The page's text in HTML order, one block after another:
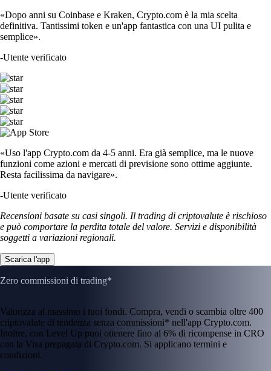
«Dopo anni su Coinbase e Kraken, Crypto.com è la mia scelta
definitiva. Tantissimi token e un'app fantastica con una UI pulita e
semplice».
-Utente verificato
«Uso l'app Crypto.com da 4-5 anni. Era già semplice, ma le nuove
funzioni come azioni e mercati di previsione sono ottime aggiunte.
Resta facilissima da navigare».
-Utente verificato
Recensioni basate su casi singoli. Il trading di criptovalute è rischioso
e può comportare la perdita totale del valore. Servizi e disponibilità
soggetti a variazioni regionali.
Scarica l'app
Zero commissioni di trading*
Valorizza al massimo i tuoi fondi. Compra, vendi o scambia oltre 400
criptovalute di tendenza senza commissioni* nell'app Crypto.com.
Inoltre, con Level Up puoi ottenere fino al 6% di ricompense in CRO
con la Visa prepagata di Crypto.com. Si applicano termini e
condizioni.